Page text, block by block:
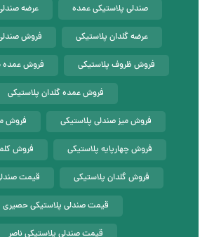
صندلی پلاستیکی عمده عرضه
عرضه گلدان پلاستیکی فروش
فروش ظروف پلاستیکی فروش عمده
فروش عمده گلدان پلاستیکی
فروش میز صندلی پلاستیکی فروش
فروش چهارپایه پلاستیکی فروش
فروش گلدان پلاستیکی قیمت
قیمت صندلی پلاستیکی حصیری
قیمت صندلی پلاستیکی ناصر